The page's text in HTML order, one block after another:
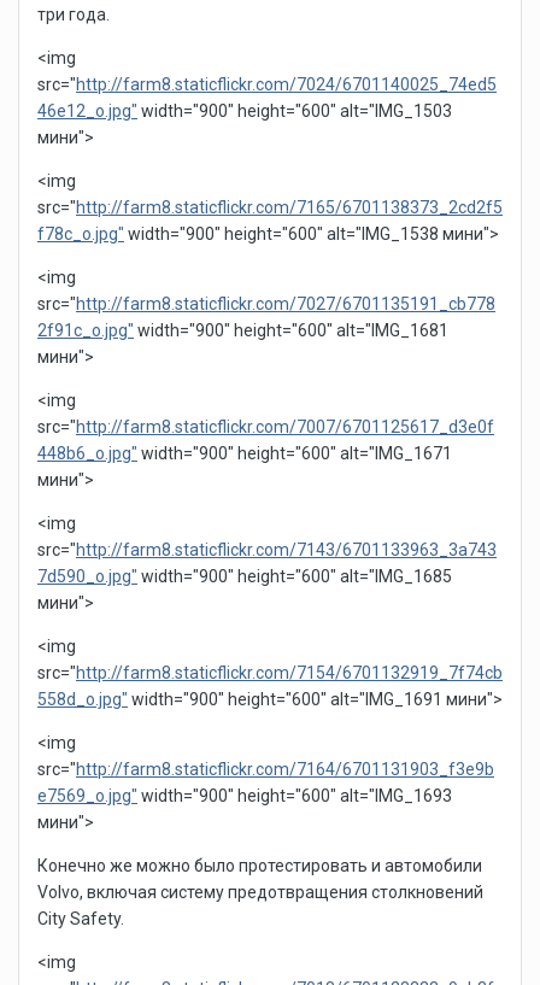
три года.
<img
src="http://farm8.staticflickr.com/7024/6701140025_74ed5
46e12_o.jpg" width="900" height="600" alt="IMG_1503
мини">
<img
src="http://farm8.staticflickr.com/7165/6701138373_2cd2f5
f78c_o.jpg" width="900" height="600" alt="IMG_1538 мини">
<img
src="http://farm8.staticflickr.com/7027/6701135191_cb778
2f91c_o.jpg" width="900" height="600" alt="IMG_1681
мини">
<img
src="http://farm8.staticflickr.com/7007/6701125617_d3e0f
448b6_o.jpg" width="900" height="600" alt="IMG_1671
мини">
<img
src="http://farm8.staticflickr.com/7143/6701133963_3a743
7d590_o.jpg" width="900" height="600" alt="IMG_1685
мини">
<img
src="http://farm8.staticflickr.com/7154/6701132919_7f74cb
558d_o.jpg" width="900" height="600" alt="IMG_1691 мини">
<img
src="http://farm8.staticflickr.com/7164/6701131903_f3e9b
e7569_o.jpg" width="900" height="600" alt="IMG_1693
мини">
Конечно же можно было протестировать и автомобили
Volvo, включая систему предотвращения столкновений
City Safety.
<img